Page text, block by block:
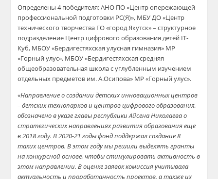
Определены 4 победителя: АНО ПО «Центр опережающей
профессиональной подготовки РС(Я)», МБУ ДО «Центр
технического творчества ГО «город Якутск» – структурное
подразделение Центр цифрового образования детей IT-
Куб, МБОУ «Бердигестяхская улусная гимназия» МР
«Горный улус», МБОУ «Бердигестяхская средняя
общеобразовательная школа с углубленным изучением
отдельных предметов им. А.Осипова» МР «Горный улус».
«Направление о создании детских инновационных центров
– детских технопарков и центров цифрового образования,
обозначено в указе главы республики Айсена Николаева о
стратегических направлениях развития образования еще
в 2018 году. В 2020-21 годы фонд поддержал создание 8
таких центров. В этом году мы решили выделять гранты
на конкурсной основе, чтобы стимулировать активность в
этом направлении. В оценке заявок комиссия учитывала
актуальность и проработанность проектов, а также их